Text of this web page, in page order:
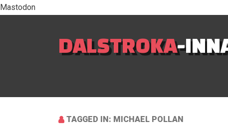
Mastodon
DALSTROKA-
TAGGED IN: MICHAEL POLLAN